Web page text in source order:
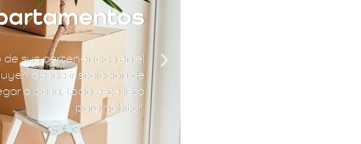
sus pertenencias en el
desde instalación de
a casa, todo esté listo
para habitar.